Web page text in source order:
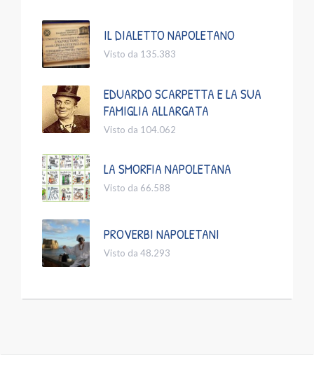
IL DIALETTO NAPOLETANO
Visto da 135.383
EDUARDO SCARPETTA E LA SUA
FAMIGLIA ALLARGATA
Visto da 104.062
LA SMORFIA NAPOLETANA
Visto da 66.588
PROVERBI NAPOLETANI
Visto da 48.293